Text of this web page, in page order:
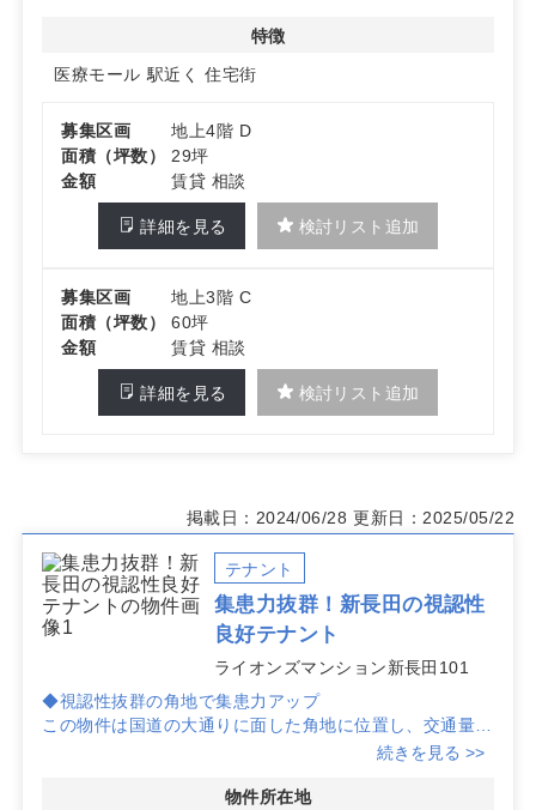
特徴
医療モール 駅近く 住宅街
募集区画
地上4階 D
面積（坪数）
29坪
金額
賃貸 相談
詳細を見る 検討リスト追加
募集区画
地上3階 C
面積（坪数）
60坪
金額
賃貸 相談
詳細を見る 検討リスト追加
掲載日：2024/06/28 更新日：2025/05/22
テナント
集患力抜群！新長田の視認性
良好テナント
ライオンズマンション新長田101
◆視認性抜群の角地で集患力アップ
この物件は国道の大通りに面した角地に位置し、交通量が
多く、視認性が非常に高いです。クリニックの開業に最適
◆広々としたスペースで多様な診療科に対応
続きを見る >>
物件所在地